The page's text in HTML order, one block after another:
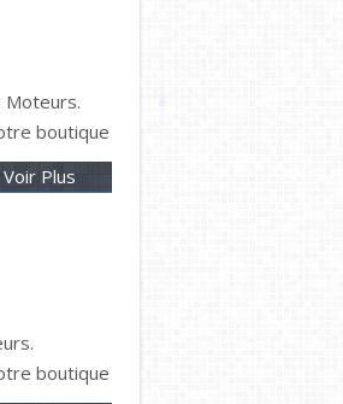
Moteurs.
boutique
Voir Plus
boutique